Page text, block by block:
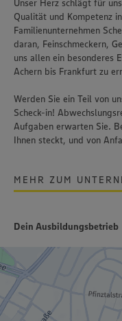
Unser Herz schlägt für
Qualität und Kompetenz
Familienunternehmen
daran, Feinschmeckern,
uns allen ein besonderes
Achern bis Frankfurt zu
Werden Sie ein Teil von
Scheck-in!
Aufgaben erwarten Sie.
Ihnen steckt, und von
MEHR ZUM
Dein Ausbildungsbetrieb